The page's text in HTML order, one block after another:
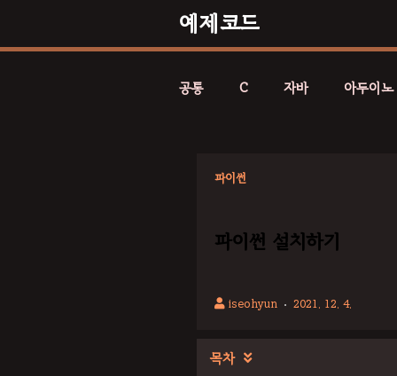
예제코드
공통 C 자바 아두이노
파이썬
파이썬 설치하기
iseohyun 2021. 12. 4.
목차 